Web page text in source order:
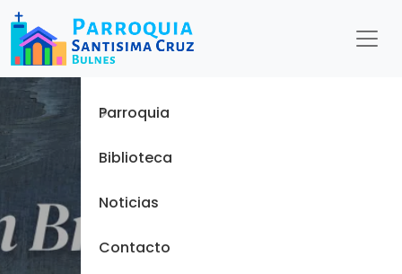
Menu
Inicio
Parroquia
Biblioteca
Noticias
Contacto